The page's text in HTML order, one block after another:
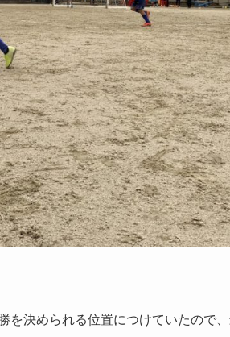
を決められる位置につけていたので